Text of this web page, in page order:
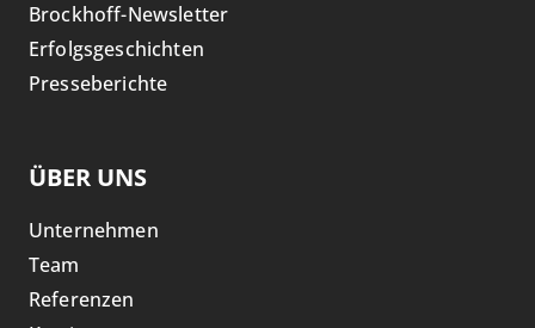
Brockhoff-Newsletter
Erfolgsgeschichten
Presseberichte
ÜBER UNS
Unternehmen
Team
Referenzen